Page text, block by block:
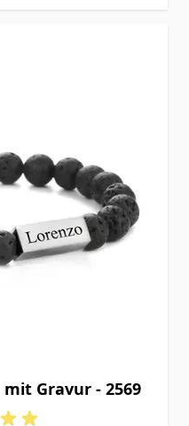
Gravur - 2569